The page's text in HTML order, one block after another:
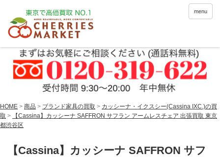
menu
HOME > 商品 > ブランド家具の買取 > カッシーナ・イクスシー(Cassina IXC.)の買
取 >
【Cassina】カッシーナ SAFFRON サフラン アームレスチェア 出張買取 東京
都渋谷区
【Cassina】カッシーナ SAFFRON サフ